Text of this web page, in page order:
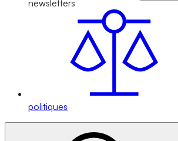
newsletters
politiques